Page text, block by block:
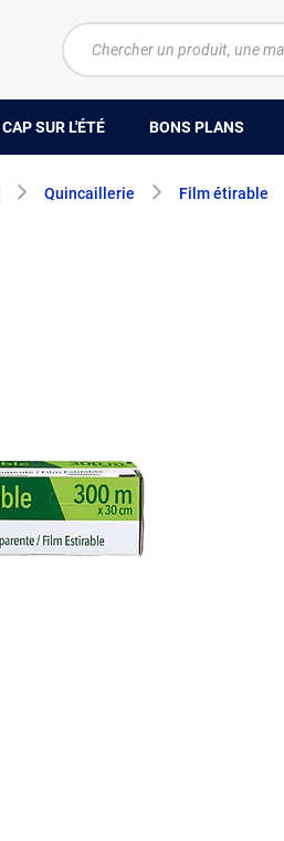
CAP SUR L'ÉTÉ BONS PLANS
Quincaillerie Film étirable